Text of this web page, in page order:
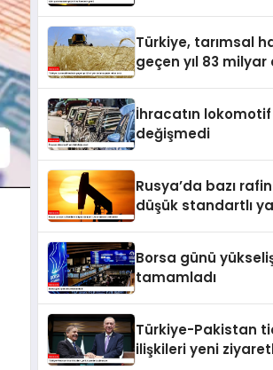
Türkiye, tarımsal
geçen yıl 83 milyar
İhracatın
değişmedi
Rusya’da bazı
düşük standartlı
Borsa günü
tamamladı
Türkiye-Pakistan
ilişkileri yeni